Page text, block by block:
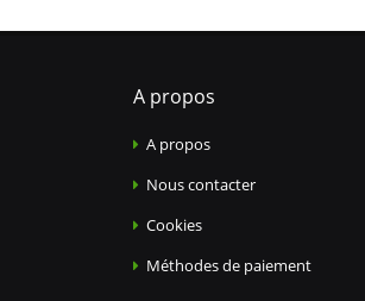
A propos
A propos
Nous contacter
Cookies
Méthodes de paiement